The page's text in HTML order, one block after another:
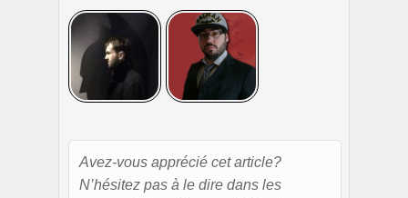
Avez-vous apprécié cet article?
N’hésitez pas à le dire dans les